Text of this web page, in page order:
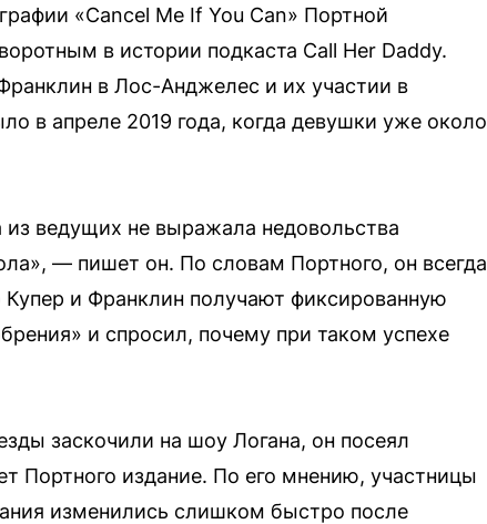
«Cancel Me If You Can» Портной
в истории подкаста Call Her Daddy.
в Лос-Анджелес и их участии в
в апреле 2019 года, когда девушки уже около
ведущих не выражала недовольства
— пишет он. По словам Портного, он всегда
Купер и Франклин получают фиксированную
и спросил, почему при таком успехе
заскочили на шоу Логана, он посеял
Портного издание. По его мнению, участницы
изменились слишком быстро после